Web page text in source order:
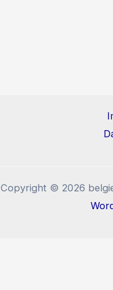
Copyright © 2026